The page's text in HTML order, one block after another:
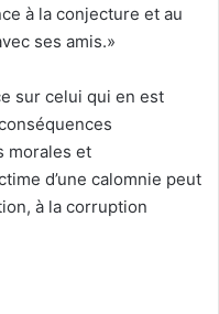
à la conjecture et au
ses amis.»
sur celui qui en est
morales et
d’une calomnie peut
à la corruption